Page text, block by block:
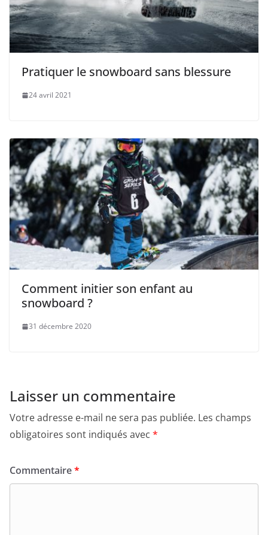
Pratiquer le snowboard sans blessure
24 avril 2021
Comment initier son enfant au
snowboard ?
31 décembre 2020
Laisser un commentaire
Votre adresse e-mail ne sera pas publiée. Les champs
obligatoires sont indiqués avec *
Commentaire*